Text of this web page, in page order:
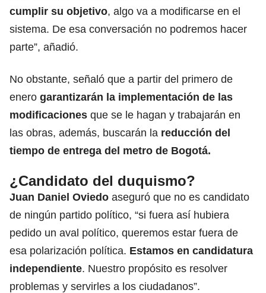
cumplir su objetivo, algo va a modificarse en el
sistema. De esa conversación no podremos hacer
parte”, añadió.
No obstante, señaló que a partir del primero de
enero garantizarán la implementación de las
modificaciones que se le hagan y trabajarán en
las obras, además, buscarán la reducción del
tiempo de entrega del metro de Bogotá.
¿Candidato del duquismo?
Juan Daniel Oviedo aseguró que no es candidato
de ningún partido político, “si fuera así hubiera
pedido un aval político, queremos estar fuera de
esa polarización política. Estamos en candidatura
independiente. Nuestro propósito es resolver
problemas y servirles a los ciudadanos”.